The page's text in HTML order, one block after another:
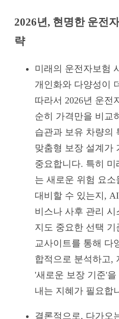
2026년, 현명한 운전
략
미래의 운전자보험
개인화와 다양성이
따라서 2026년 운전
순히 가격만을 비교
습관과 보유 차량의
맞춤형 보장 설계가
중요합니다. 특히
는 새로운 위험 요
대비할 수 있는지,
비스나 사후 관리
지도 중요한 선택 기
교사이트를 통해 다
합적으로 분석하고,
'새로운 보장 기준'
내는 지혜가 필요합
결론적으로, 다가오